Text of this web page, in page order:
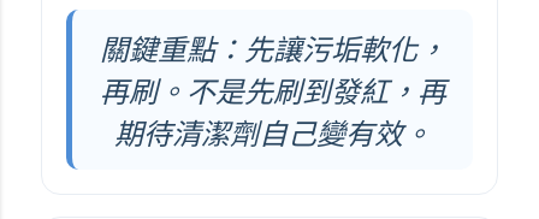
關鍵重點：先讓污垢軟化，
再刷。不是先刷到發紅，再
期待清潔劑自己變有效。